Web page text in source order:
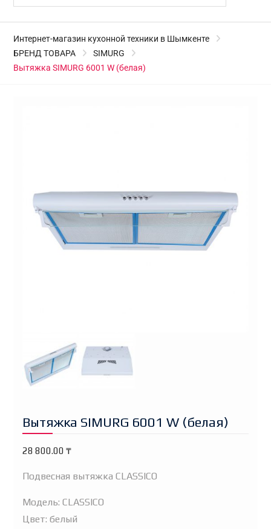
Интернет-магазин кухонной техники в Шымкенте
БРЕНД ТОВАРА
SIMURG
Вытяжка SIMURG 6001 W (белая)
Вытяжка SIMURG 6001 W (белая)
28 800.00 ₸
Подвесная вытяжка CLASSICO
Модель: CLASSICO
Цвет: белый